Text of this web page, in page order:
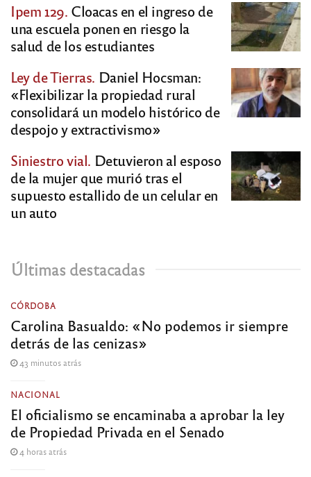
Ipem 129. Cloacas en el ingreso de
una escuela ponen en riesgo la
salud de los estudiantes
Ley de Tierras. Daniel Hocsman:
«Flexibilizar la propiedad rural
consolidará un modelo histórico de
despojo y extractivismo»
Siniestro vial. Detuvieron al esposo
de la mujer que murió tras el
supuesto estallido de un celular en
un auto
Últimas destacadas
CÓRDOBA
Carolina Basualdo: «No podemos ir siempre
detrás de las cenizas»
43 minutos atrás
NACIONAL
El oficialismo se encaminaba a aprobar la ley
de Propiedad Privada en el Senado
4 horas atrás